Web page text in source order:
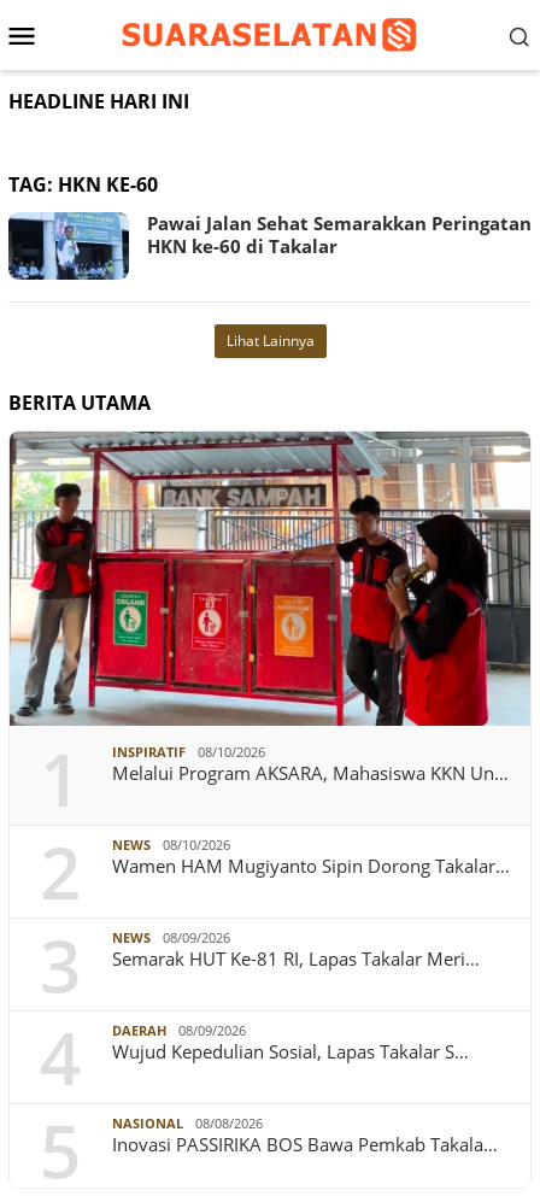
ke
Menu
Mobile
HEADLINE HARI INI
TAG: HKN KE-60
Pawai Jalan Sehat Semarakkan Peringatan
HKN ke-60 di Takalar
Lihat Lainnya
BERITA UTAMA
1 INSPIRATIF 08/10/2026
Melalui Program AKSARA, Mahasiswa KKN Un…
2 NEWS 08/10/2026
Wamen HAM Mugiyanto Sipin Dorong Takalar…
3 NEWS 08/09/2026
Semarak HUT Ke-81 RI, Lapas Takalar Meri…
4 DAERAH 08/09/2026
Wujud Kepedulian Sosial, Lapas Takalar S…
5 NASIONAL 08/08/2026
Inovasi PASSIRIKA BOS Bawa Pemkab Takala…